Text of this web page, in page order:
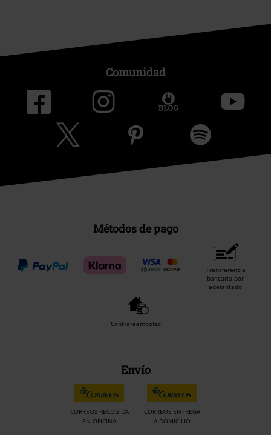
Comunidad
Métodos de pago
Transferencia
bancaria por
adelantado
Contrareembolso
Envío
CORREOS RECOGIDA
EN OFICINA
CORREOS ENTREGA
A DOMICILIO